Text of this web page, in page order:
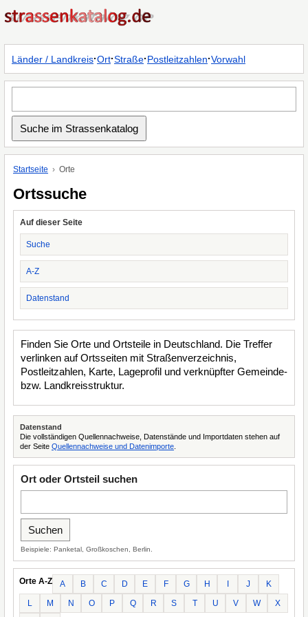
Länder / Landkreis·Ort·Straße·Postleitzahlen·Vorwahl
Startseite Orte
Ortssuche
Auf dieser Seite
Suche
A-Z
Datenstand
Finden Sie Orte und Ortsteile in Deutschland. Die Treffer
verlinken auf Ortsseiten mit Straßenverzeichnis,
Postleitzahlen, Karte, Lageprofil und verknüpfter Gemeinde-
bzw. Landkreisstruktur.
Datenstand
Die vollständigen Quellennachweise, Datenstände und Importdaten stehen auf
der Seite Quellennachweise und Datenimporte
Ort oder Ortsteil suchen
Beispiele: Panketal, Großkoschen, Berlin.
Orte A-Z A B C D E F G H J
K
L
M N O P Q R S T U V W X